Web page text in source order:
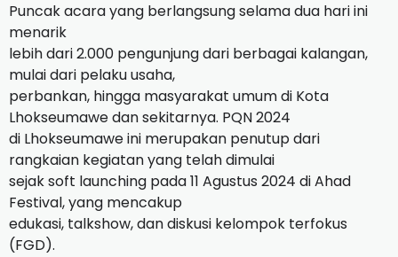
Puncak acara yang berlangsung selama dua hari ini
menarik
lebih dari 2.000 pengunjung dari berbagai kalangan,
mulai dari pelaku usaha,
perbankan, hingga masyarakat umum di Kota
Lhokseumawe dan sekitarnya. PQN 2024
di Lhokseumawe ini merupakan penutup dari
rangkaian kegiatan yang telah dimulai
sejak soft launching pada 11 Agustus 2024 di Ahad
Festival, yang mencakup
edukasi, talkshow, dan diskusi kelompok terfokus
(FGD).